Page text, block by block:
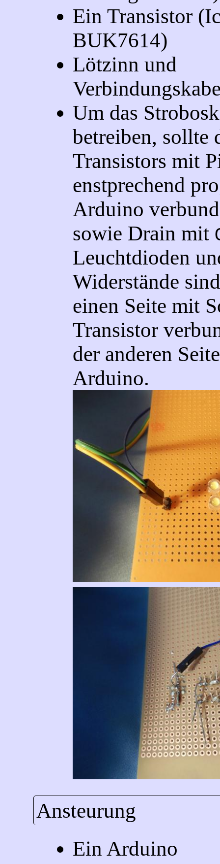
Ein Transistor
BUK7614)
Lötzinn und
Um das
betreiben, sollte
Transistors mit
enstprechend
Arduino
sowie Drain mit
Leuchtdioden
Widerstände
einen Seite mit
Transistor
der anderen
Arduino.
Ansteurung
Ein Arduino